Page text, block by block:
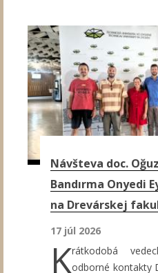
Návšteva doc.
Bandırma Onyedi
na Drevárskej
17 júl 2026
Krátkodobá
odborné kontakty